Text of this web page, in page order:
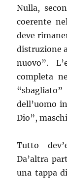
Nulla,
coerente
deve
distruzione
nuovo”.
completa
dell’uomo
Dio”,
Tutto
Da’altra
una tappa